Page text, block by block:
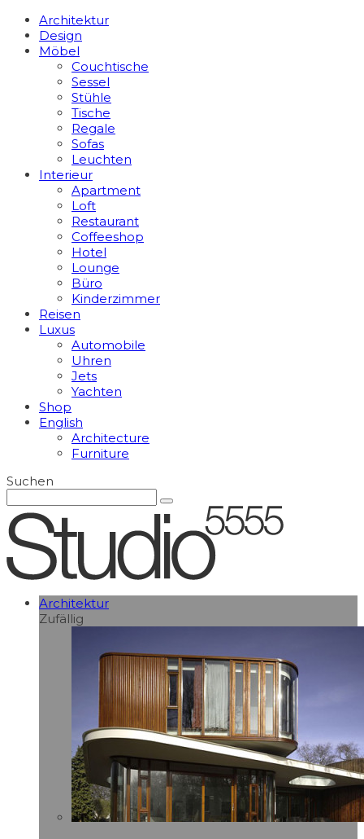
Architektur
Design
Möbel
Couchtische
Sessel
Stühle
Tische
Regale
Sofas
Leuchten
Interieur
Apart­ment
Loft
Restaurant
Coffeeshop
Hotel
Lounge
Büro
Kinderzimmer
Reisen
Luxus
Automobile
Uhren
Jets
Yachten
Shop
English
Architecture
Furniture
Suchen
Architektur
Zufällig